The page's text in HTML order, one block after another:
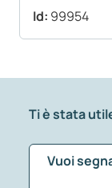
Id: 99954
Ti è stata
Vuoi